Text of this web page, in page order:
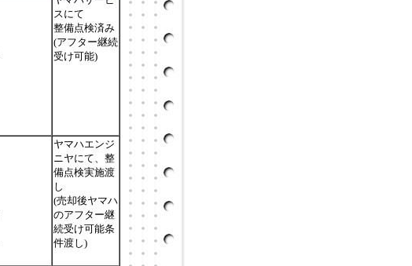
スにて
整備点検済み
(アフター継続
受け可能)
ヤマハエンジ
ニヤにて、整
備点検実施渡
し
(売却後ヤマハ
のアフター継
続受け可能条
件渡し)